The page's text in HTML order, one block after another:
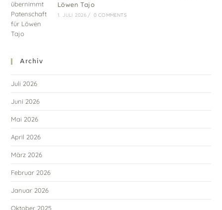
Löwen Tajo
1. JULI 2026 / 0 COMMENTS
Archiv
Juli 2026
Juni 2026
Mai 2026
April 2026
März 2026
Februar 2026
Januar 2026
Oktober 2025